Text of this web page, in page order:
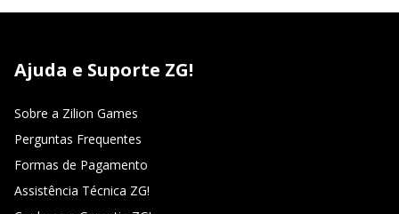
Ajuda e Suporte ZG!
Sobre a Zilion Games
Perguntas Frequentes
Formas de Pagamento
Assistência Técnica ZG!